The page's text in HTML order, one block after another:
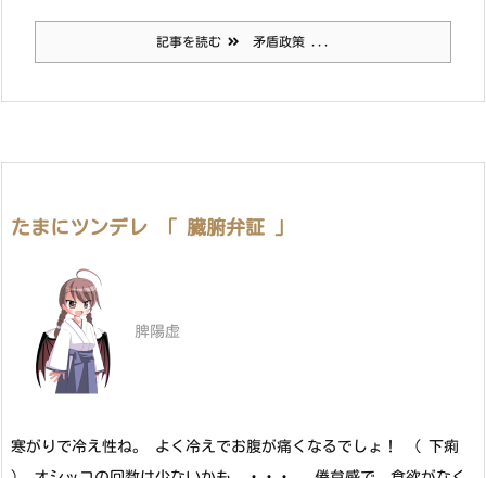
記事を読む 矛盾政策 ...
たまにツンデレ 「 臓腑弁証 」
脾陽虚
寒がりで冷え性ね。 よく冷えでお腹が痛くなるでしょ！ （ 下痢